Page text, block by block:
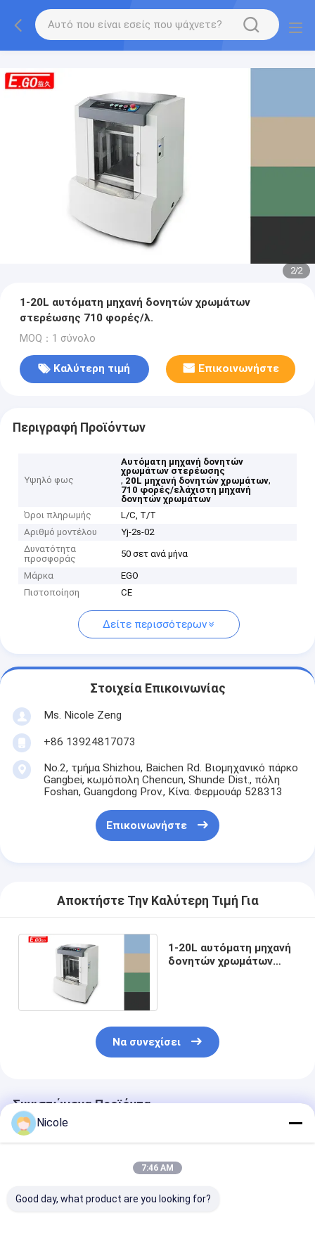
2/2
1-20L αυτόματη μηχανή δονητών χρωμάτων
στερέωσης 710 φορές/λ.
MOQ：1 σύνολο
Καλύτερη τιμή Επικοινωνήστε
Περιγραφή Προϊόντων
Υψηλό φως
Αυτόματη μηχανή δονητών
χρωμάτων στερέωσης
, 20L μηχανή δονητών χρωμάτων,
710 φορές/ελάχιστη μηχανή
δονητών χρωμάτων
Όροι πληρωμής
L/C, T/T
Αριθμό μοντέλου
Yj-2s-02
Δυνατότητα
προσφοράς
50 σετ ανά μήνα
Μάρκα
EGO
Πιστοποίηση
CE
Δείτε περισσότερων
Στοιχεία Επικοινωνίας
Ms. Nicole Zeng
+86 13924817073
No.2, τμήμα Shizhou, Baichen Rd. Βιομηχανικό πάρκο
Gangbei, κωμόπολη Chencun, Shunde Dist., πόλη
Foshan, Guangdong Prov., Κίνα. Φερμουάρ 528313
Επικοινωνήστε
Αποκτήστε Την Καλύτερη Τιμή Για
1-20L αυτόματη μηχανή
δονητών χρωμάτων
Να συνεχίσει
Συνιστώμενα Προϊόντα
Nicole
7:46 AM
Good day, what product are you looking for?